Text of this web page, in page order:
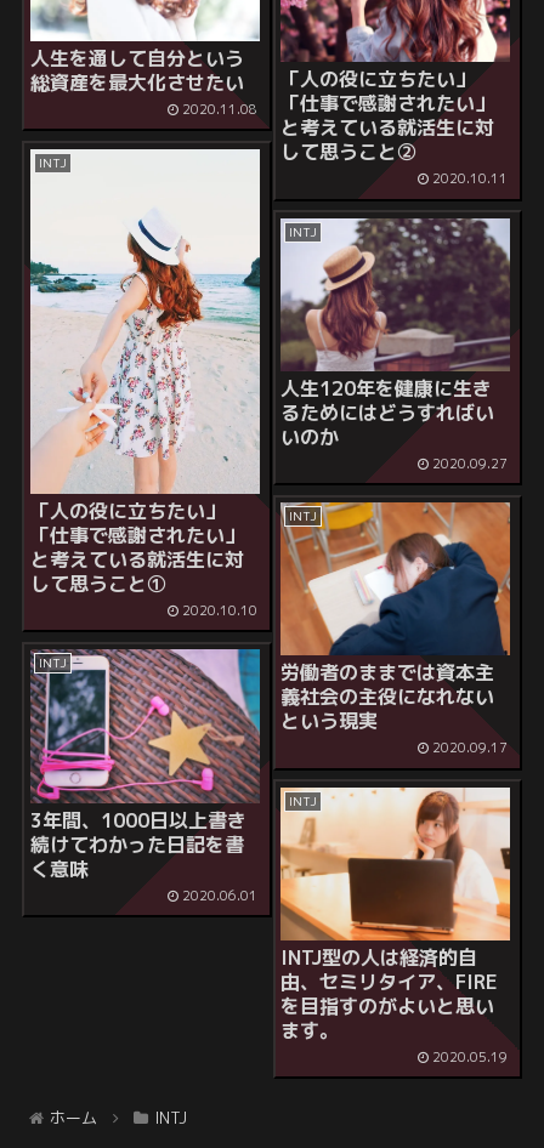
人生を通して自分という
総資産を最大化させたい
2020.11.08
「人の役に立ちたい」
「仕事で感謝されたい」
と考えている就活生に対
して思うこと②
2020.10.11
INTJ
「人の役に立ちたい」
「仕事で感謝されたい」
と考えている就活生に対
して思うこと①
2020.10.10
INTJ
人生120年を健康に生き
るためにはどうすればい
いのか
2020.09.27
INTJ
労働者のままでは資本主
義社会の主役になれない
という現実
2020.09.17
INTJ
3年間、1000日以上書き
続けてわかった日記を書
く意味
2020.06.01
INTJ
INTJ型の人は経済的自
由、セミリタイア、FIRE
を目指すのがよいと思い
ます。
2020.05.19
ホーム INTJ